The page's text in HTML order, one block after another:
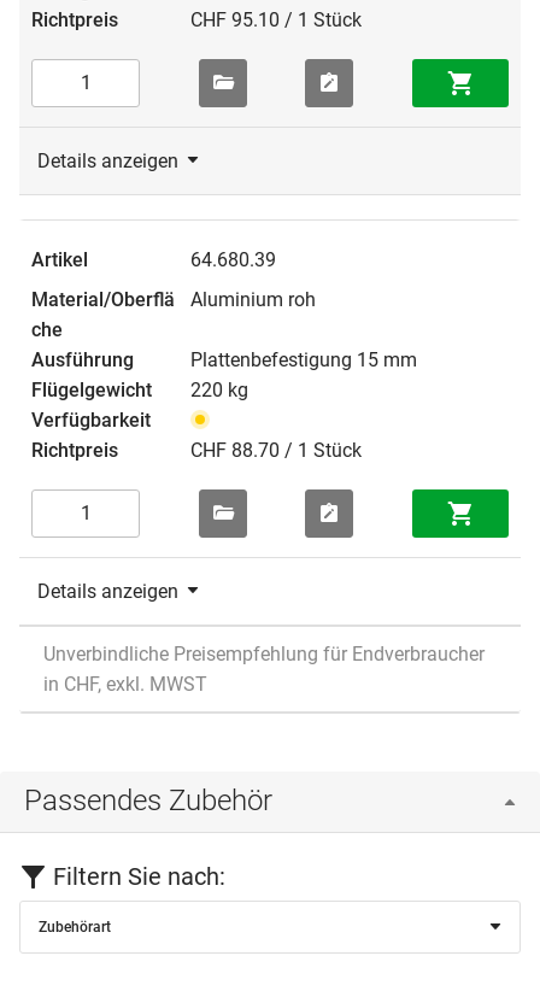
CHF 95.10 / 1 Stück
Details anzeigen
64.680.39
Aluminium roh
Plattenbefestigung 15 mm
220 kg
CHF 88.70 / 1 Stück
Details anzeigen
Unverbindliche Preisempfehlung für Endverbraucher
in CHF, exkl. MWST
Passendes Zubehör
Filtern Sie nach:
Zubehörart